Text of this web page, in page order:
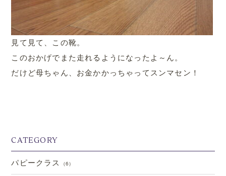
見て見て、この靴。
このおかげでまた走れるようになったよ～ん。
だけど母ちゃん、お金かかっちゃってスンマセン！
CATEGORY
パピークラス （6）